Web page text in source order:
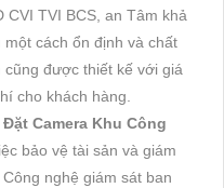
TVI BCS, an Tâm khả
cách ổn định và chất
được thiết kế với giá
cho khách hàng.
Đặt Camera Khu Công
bảo vệ tài sản và giám
nghệ giám sát ban